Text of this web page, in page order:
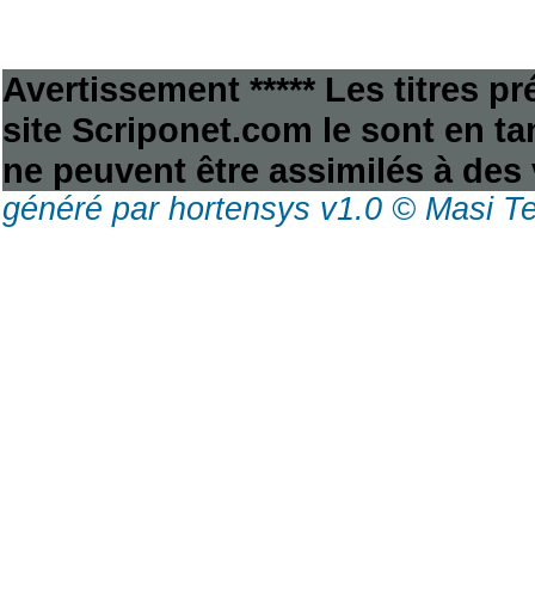
Avertissement ***** Les titres
site Scriponet.com le sont en
ne peuvent être assimilés à
généré par hortensys v1.0 © Masi